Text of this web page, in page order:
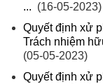
... (16-05-2023)
Quyết định xử
Trách nhiệm
(05-05-2023)
Quyết định xử